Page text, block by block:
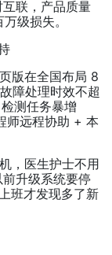
联，产品质量
级损失。
版在全国布局 8
障处理时效不超
测任务暴增
师远程协助 + 本
，医生护士不用
升级系统要停
班才发现多了新